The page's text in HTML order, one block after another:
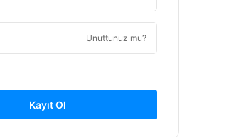
Unuttunuz mu?
Kayıt Ol